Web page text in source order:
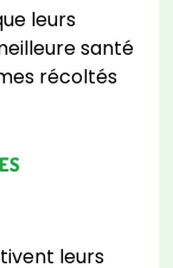
leurs
santé
récoltés
leurs